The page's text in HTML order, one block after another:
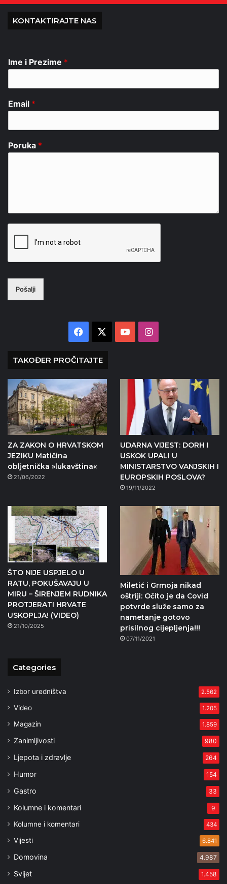
KONTAKTIRAJTE NAS
Ime i Prezime *
Email *
Poruka *
Pošalji
Facebook YouTubeInstagram
TAKOĐER PROČITAJTE
ZA ZAKON O HRVATSKOM
JEZIKU Matičina
obljetnička »lukavština«
21/06/2022
UDARNA VIJEST: DORH I
USKOK UPALI U
MINISTARSTVO VANJSKIH I
EUROPSKIH POSLOVA?
19/11/2022
ŠTO NIJE USPJELO U
RATU, POKUŠAVAJU U
MIRU – ŠIRENJEM RUDNIKA
PROTJERATI HRVATE
USKOPLJA! (VIDEO)
21/10/2025
Miletić i Grmoja nikad
oštriji: Očito je da Covid
potvrde služe samo za
nametanje gotovo
prisilnog cijepljenja!!!
07/11/2021
Categories
Izbor uredništva 2.562
Video 1.205
Magazin 1.859
Zanimljivosti 980
Ljepota i zdravlje 264
Humor 154
Gastro 33
Kolumne i komentari 9
Kolumne i komentari 434
Vijesti 6.841
Domovina 4.987
Svijet 1.458